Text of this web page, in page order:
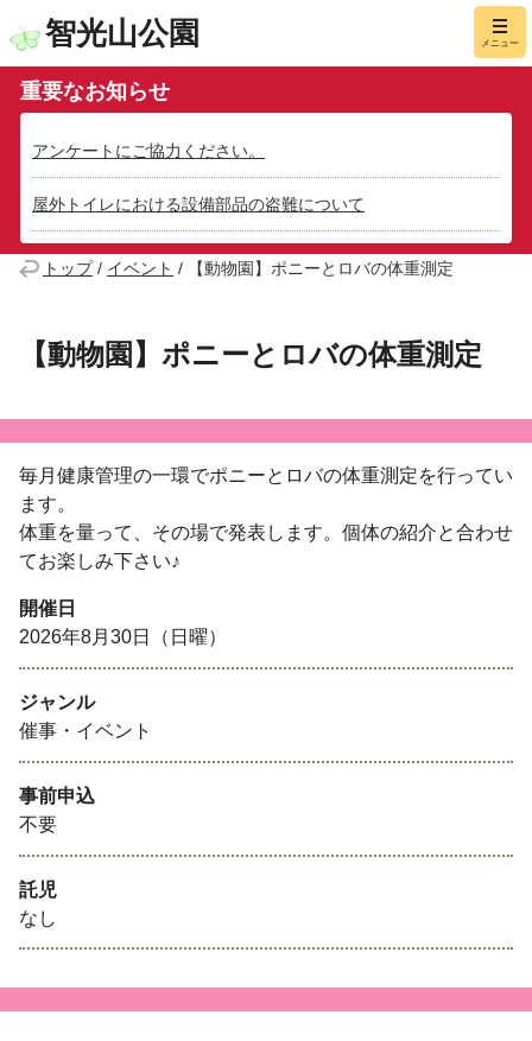
智光山公園 メニュー
重要なお知らせ
アンケートにご協力ください。
屋外トイレにおける設備部品の盗難について
トップ/ イベント / 【動物園】ポニーとロバの体重測定
【動物園】ポニーとロバの体重測定
毎月健康管理の一環でポニーとロバの体重測定を行ってい
ます。
体重を量って、その場で発表します。個体の紹介と合わせ
てお楽しみ下さい♪
開催日
2026年8月30日（日曜）
ジャンル
催事・イベント
事前申込
不要
託児
なし